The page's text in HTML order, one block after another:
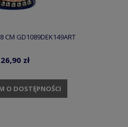
CM GD1089DEK149ART
zł
O DOSTĘPNOŚCI